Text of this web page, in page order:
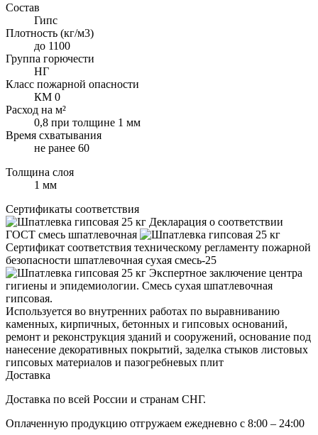
Состав
Гипс
Плотность (кг/м3)
до 1100
Группа горючести
НГ
Класс пожарной опасности
КМ 0
Расход на м²
0,8 при толщине 1 мм
Время схватывания
не ранее 60
Толщина слоя
1 мм
Сертификаты соответствия
Декларация о соответствии
ГОСТ смесь шпатлевочная
Сертификат соответствия техническому регламенту пожарной
безопасности шпатлевочная сухая смесь-25
Экспертное заключение центра
гигиены и эпидемиологии. Смесь сухая шпатлевочная
гипсовая.
Используется во внутренних работах по выравниванию
каменных, кирпичных, бетонных и гипсовых оснований,
ремонт и реконструкция зданий и сооружений, основание под
нанесение декоративных покрытий, заделка стыков листовых
гипсовых материалов и пазогребневых плит
Доставка
Доставка по всей России и странам СНГ.
Оплаченную продукцию отгружаем ежедневно с 8:00 – 24:00